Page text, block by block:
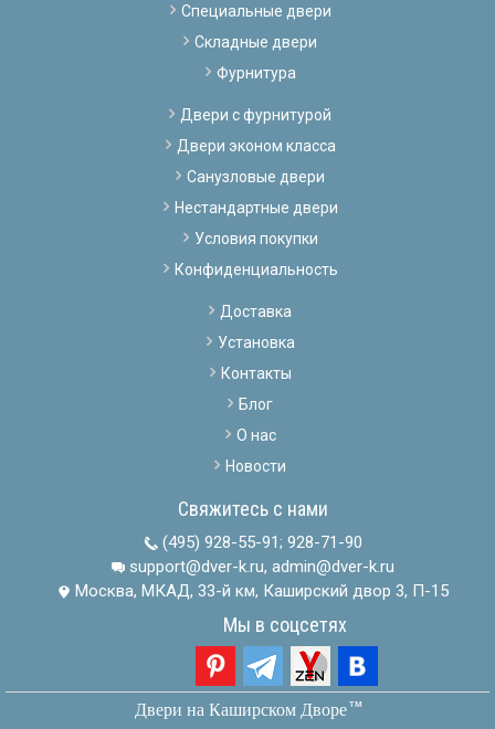
Специальные двери
Складные двери
Фурнитура
Двери с фурнитурой
Двери эконом класса
Санузловые двери
Нестандартные двери
Условия покупки
Конфиденциальность
Доставка
Установка
Контакты
Блог
О нас
Новости
Свяжитесь с нами
(495) 928-55-91; 928-71-90
support@dver-k.ru, admin@dver-k.ru
Москва, МКАД, 33-й км, Каширский двор 3, П-15
Мы в соцсетях
Двери на Каширском Дворетм